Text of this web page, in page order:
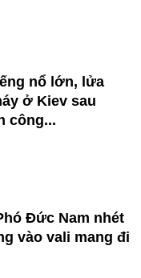
nổ lớn, lửa
ở Kiev sau
công...
Đức Nam nhét
vào vali mang đi